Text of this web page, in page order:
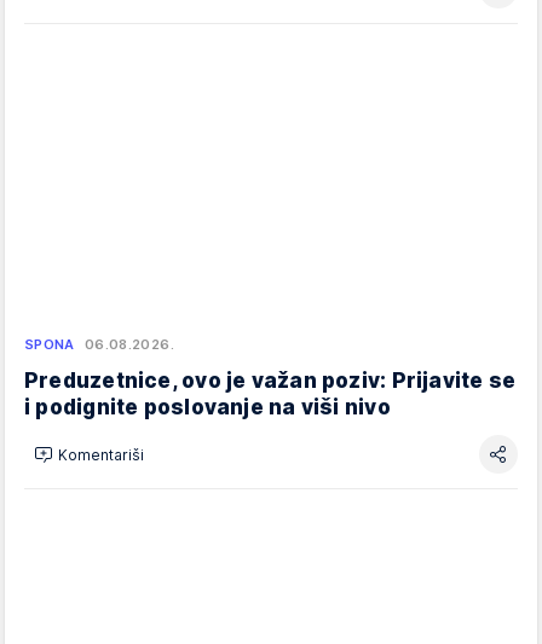
SPONA 06.08.2026.
Preduzetnice, ovo je važan poziv: Prijavite se
i podignite poslovanje na viši nivo
Komentariši